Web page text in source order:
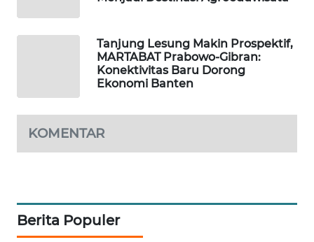
Tanjung Lesung Makin Prospektif,
MARTABAT Prabowo-Gibran:
Konektivitas Baru Dorong
Ekonomi Banten
KOMENTAR
Berita Populer
WAHANA
LAPAK
WAHANA
Wahana
LISTRIK